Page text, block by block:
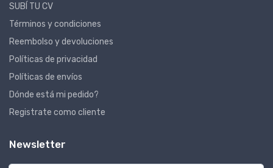
SUBÍ TU CV
Términos y condiciones
Reembolso y devoluciones
Políticas de privacidad
Políticas de envíos
Dónde está mi pedido?
Registrate como cliente
Newsletter